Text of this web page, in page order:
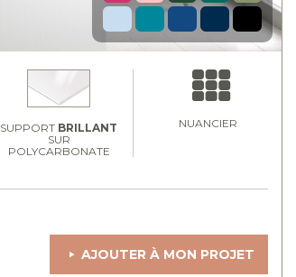
SUPPORT BRILLANT
SUR
POLYCARBONATE
NUANCIER
AJOUTER À MON PROJET